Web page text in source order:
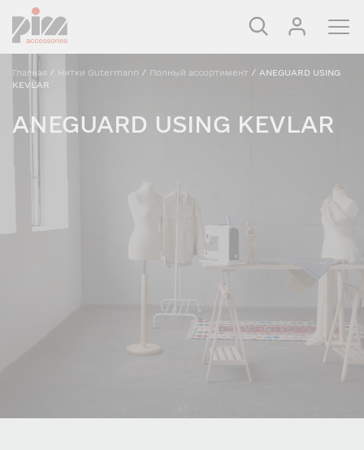
Главная / Нитки Gutermann / Полный ассортимент / ANEGUARD USING
KEVLAR
ANEGUARD USING KEVLAR